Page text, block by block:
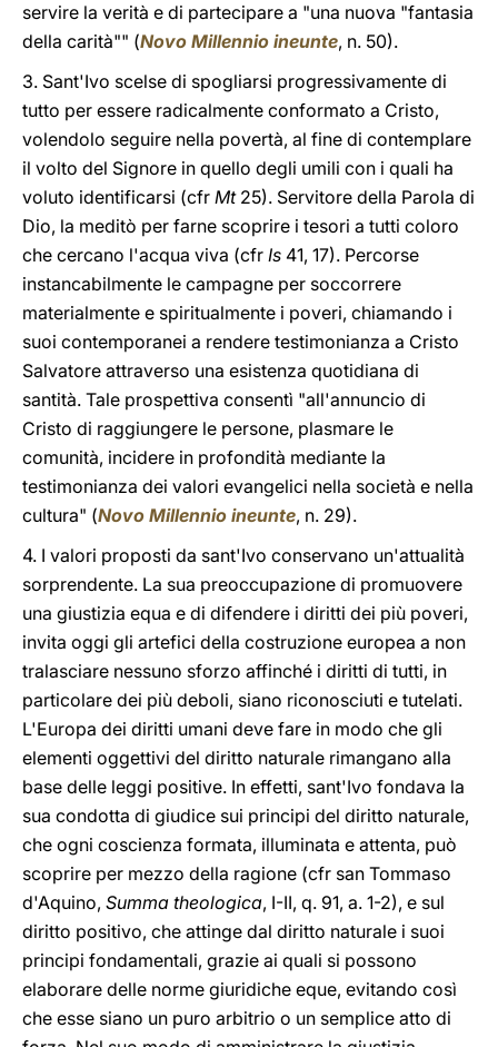
servire la verità e di partecipare a "una nuova "fantasia
della carità"" (Novo Millennio ineunte, n. 50).
3. Sant'Ivo scelse di spogliarsi progressivamente di
tutto per essere radicalmente conformato a Cristo,
volendolo seguire nella povertà, al fine di contemplare
il volto del Signore in quello degli umili con i quali ha
voluto identificarsi (cfr Mt25). Servitore della Parola di
Dio, la meditò per farne scoprire i tesori a tutti coloro
che cercano l'acqua viva (cfr Is 41, 17). Percorse
instancabilmente le campagne per soccorrere
materialmente e spiritualmente i poveri, chiamando i
suoi contemporanei a rendere testimonianza a Cristo
Salvatore attraverso una esistenza quotidiana di
santità. Tale prospettiva consentì "all'annuncio di
Cristo di raggiungere le persone, plasmare le
comunità, incidere in profondità mediante la
testimonianza dei valori evangelici nella società e nella
cultura" (Novo Millennio ineunte, n. 29).
4. I valori proposti da sant'Ivo conservano un'attualità
sorprendente. La sua preoccupazione di promuovere
una giustizia equa e di difendere i diritti dei più poveri,
invita oggi gli artefici della costruzione europea a non
tralasciare nessuno sforzo affinché i diritti di tutti, in
particolare dei più deboli, siano riconosciuti e tutelati.
L'Europa dei diritti umani deve fare in modo che gli
elementi oggettivi del diritto naturale rimangano alla
base delle leggi positive. In effetti, sant'Ivo fondava la
sua condotta di giudice sui principi del diritto naturale,
che ogni coscienza formata, illuminata e attenta, può
scoprire per mezzo della ragione (cfr san Tommaso
d'Aquino, Summa theologica, I-II, q. 91, a. 1-2), e sul
diritto positivo, che attinge dal diritto naturale i suoi
principi fondamentali, grazie ai quali si possono
elaborare delle norme giuridiche eque, evitando così
che esse siano un puro arbitrio o un semplice atto di